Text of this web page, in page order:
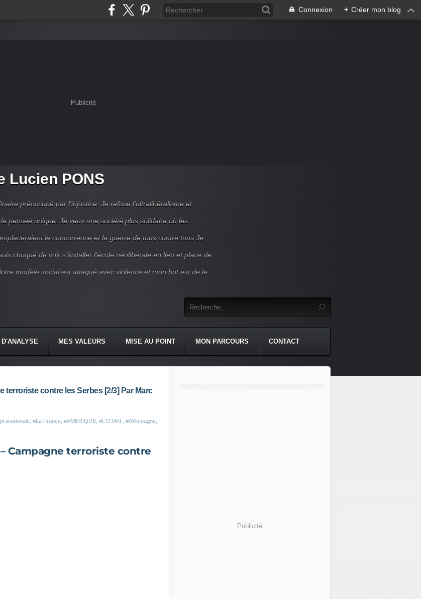
Connexion + Créer mon blog
Publicité
Lucien PONS
préoccupé par l’injustice. Je refuse l'ultralibéralisme et
pensée unique. Je veux une société plus solidaire où les
la concurrence et la guerre de tous contre tous Je
choqué de voir s’installer l’école néolibérale en lieu et place de
modèle social est attaqué avec violence et mon but est de le
MES VALEURS MISE AU POINT MON PARCOURS CONTACT
terroriste contre les Serbes [2/3] Par Marc
#La France #AMERIQUE #L'OTAN. #l'Allemagne
Campagne terroriste contre
Publicité